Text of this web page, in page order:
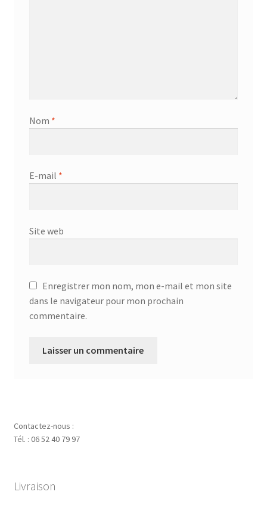
Nom *
E-mail *
Site web
Enregistrer mon nom, mon e-mail et mon site
dans le navigateur pour mon prochain
commentaire.
Contactez-nous :
Tél. : 06 52 40 79 97
Livraison